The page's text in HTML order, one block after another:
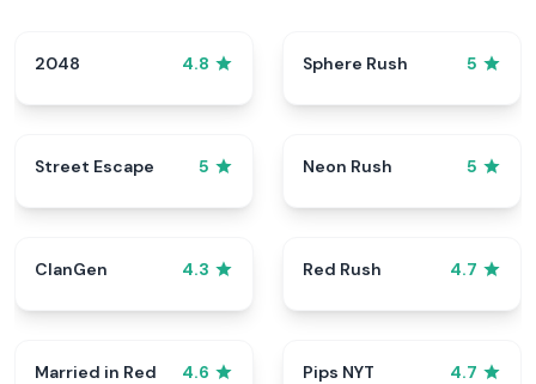
2048 4.8 Sphere Rush 5
Street Escape 5 Neon Rush 5
ClanGen 4.3 Red Rush 4.7
Married in Red 4.6 Pips NYT 4.7